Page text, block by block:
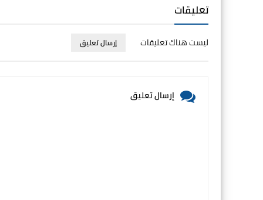
تعليقات
ليست هناك تعليقات إرسال تعليق
إرسال تعليق